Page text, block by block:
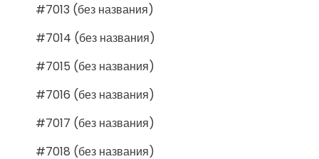
#7013 (без названия)
#7014 (без названия)
#7015 (без названия)
#7016 (без названия)
#7017 (без названия)
#7018 (без названия)